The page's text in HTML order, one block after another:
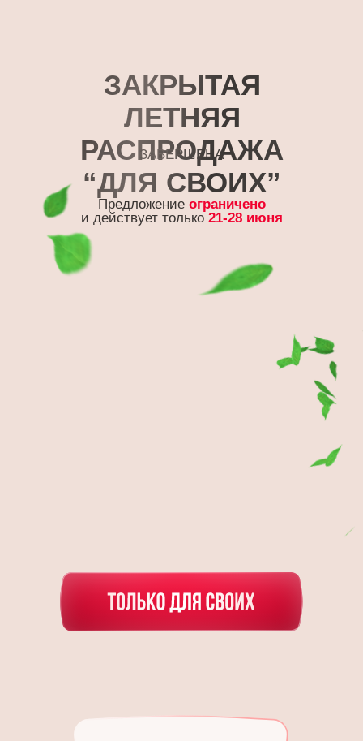
ЗАКРЫТАЯ
ЛЕТНЯЯ
РАСПРОДАЖА
“ДЛЯ СВОИХ”
Предложение ограничено
и действует только 21-28 июня
ЗАВЕРШЕНА